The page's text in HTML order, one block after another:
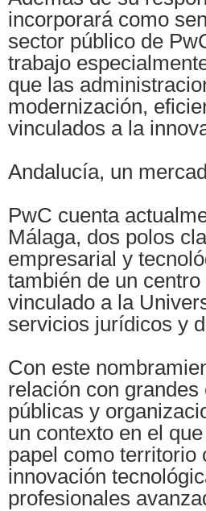
incorporará como
sector público de
trabajo
que las
modernización,
vinculados a la
Andalucía, un
PwC cuenta
Málaga, dos polos
empresarial y
también de un
vinculado a la
servicios jurídicos y
Con este
relación con
públicas y
un contexto en el
papel como territorio
innovación
profesionales